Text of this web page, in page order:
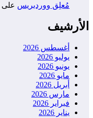
مُعلِق ووردبريس على
الأرشيف
أغسطس 2026
يوليو 2026
يونيو 2026
مايو 2026
أبريل 2026
مارس 2026
فبراير 2026
يناير 2026